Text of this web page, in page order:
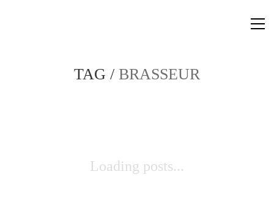
TAG / BRASSEUR
Loading posts...